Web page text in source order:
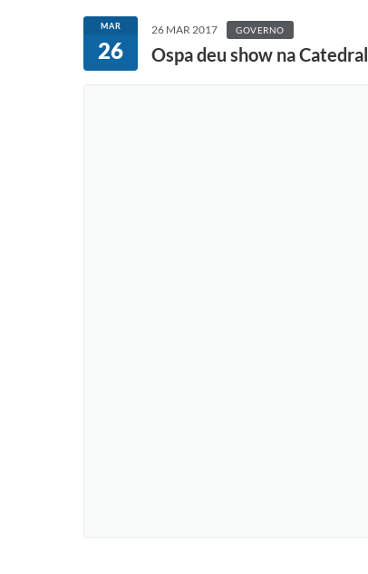
MAR
26
26 MAR 2017 GOVERNO
Ospa deu show na Catedral